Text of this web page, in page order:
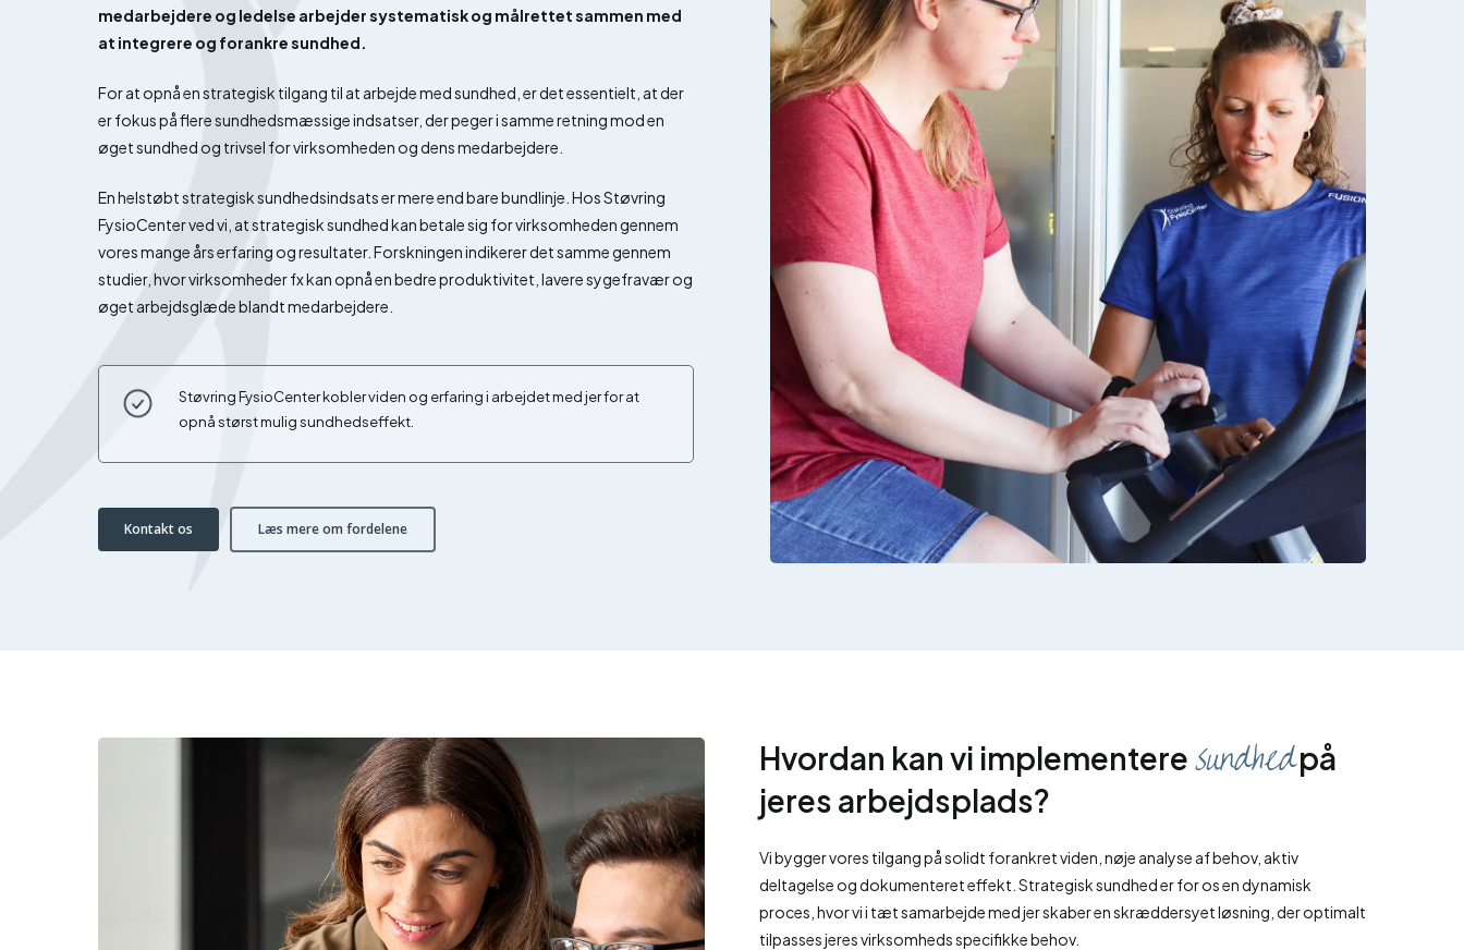
medarbejdere og ledelse arbejder systematisk og målrettet sammen med
at integrere og forankre sundhed.
For at opnå en strategisk tilgang til at arbejde med sundhed, er det essentielt, at der
er fokus på flere sundhedsmæssige indsatser, der peger i samme retning mod en
øget sundhed og trivsel for virksomheden og dens medarbejdere.
En helstøbt strategisk sundhedsindsats er mere end bare bundlinje. Hos Støvring
FysioCenter ved vi, at strategisk sundhed kan betale sig for virksomheden gennem
vores mange års erfaring og resultater. Forskningen indikerer det samme gennem
studier, hvor virksomheder fx kan opnå en bedre produktivitet, lavere sygefravær og
øget arbejdsglæde blandt medarbejdere.
Støvring FysioCenter kobler viden og erfaring i arbejdet med jer for at
opnå størst mulig sundhedseffekt.
Kontakt os Læs mere om fordelene
Hvordan kan vi implementere sundhedpå
jeres arbejdsplads?
Vi bygger vores tilgang på solidt forankret viden, nøje analyse af behov, aktiv
deltagelse og dokumenteret effekt. Strategisk sundhed er for os en dynamisk
proces, hvor vi i tæt samarbejde med jer skaber en skræddersyet løsning, der optimalt
tilpasses jeres virksomheds specifikke behov.